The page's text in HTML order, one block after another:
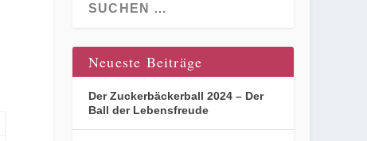
Neueste Beiträge
Der Zuckerbäckerball 2024 – Der
Ball der Lebensfreude